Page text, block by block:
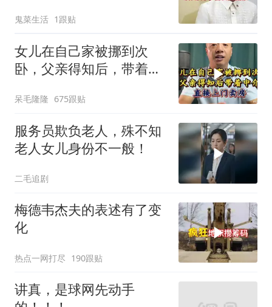
鬼菜生活 1跟贴
女儿在自己家被挪到次
卧，父亲得知后，带着中
呆毛隆隆 675跟贴
服务员欺负老人，殊不知
老人女儿身份不一般！
二毛追剧
梅德韦杰夫的表述有了变
化
热点一网打尽 190跟贴
讲真，是球网先动手